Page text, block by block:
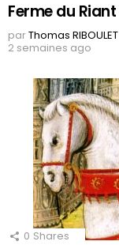
Ferme du
parThomas RIBOULET
2 semaines ago
0 Shares